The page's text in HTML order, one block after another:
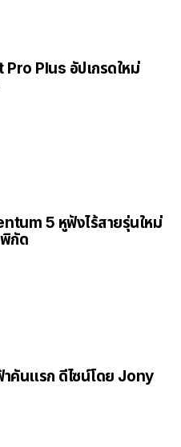
Plus อัปเกรดใหม่
5 หูฟังไร้สายรุ่นใหม่
พิกัด
คันแรก ดีไซน์โดย Jony